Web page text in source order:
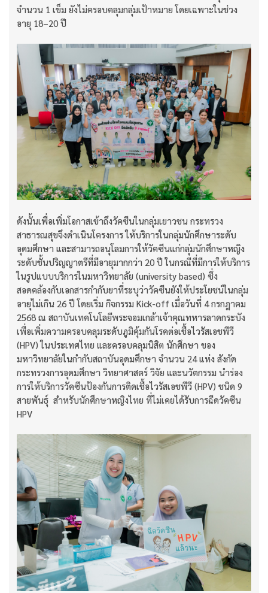
จำนวน 1 เข็ม ยังไม่ครอบคลุมกลุ่มเป้าหมาย โดยเฉพาะในช่วง
อายุ 18–20 ปี
ดังนั้นเพื่อเพิ่มโอกาสเข้าถึงวัคซีนในกลุ่มเยาวชน กระทรวง
สาธารณสุขจึงดำเนินโครงการ ให้บริการในกลุ่มนักศึกษาระดับ
อุดมศึกษา และสามารถอนุโลมการให้วัคซีนแก่กลุ่มนักศึกษาหญิง
ระดับชั้นปริญญาตรีที่มีอายุมากกว่า 20 ปี ในกรณีที่มีการให้บริการ
ในรูปแบบบริการในมหาวิทยาลัย (university based) ซึ่ง
สอดคล้องกับเอกสารกำกับยาที่ระบุว่าวัคซีนยังให้ประโยชน์ในกลุ่ม
อายุไม่เกิน 26 ปี โดยเริ่ม กิจกรรม Kick-off เมื่อวันที่ 4 กรกฎาคม
2568 ณ สถาบันเทคโนโลยีพระจอมเกล้าเจ้าคุณทหารลาดกระบัง
เพื่อเพิ่มความครอบคลุมระดับภูมิคุ้มกันโรคต่อเชื้อไวรัสเอชพีวี
(HPV) ในประเทศไทย และครอบคลุมนิสิต นักศึกษา ของ
มหาวิทยาลัยในกำกับสถาบันอุดมศึกษา จำนวน 24 แห่ง สังกัด
กระทรวงการอุดมศึกษา วิทยาศาสตร์ วิจัย และนวัตกรรม นำร่อง
การให้บริการวัคซีนป้องกันการติดเชื้อไวรัสเอชพีวี (HPV) ชนิด 9
สายพันธุ์ สำหรับนักศึกษาหญิงไทย ที่ไม่เคยได้รับการฉีดวัคซีน
HPV